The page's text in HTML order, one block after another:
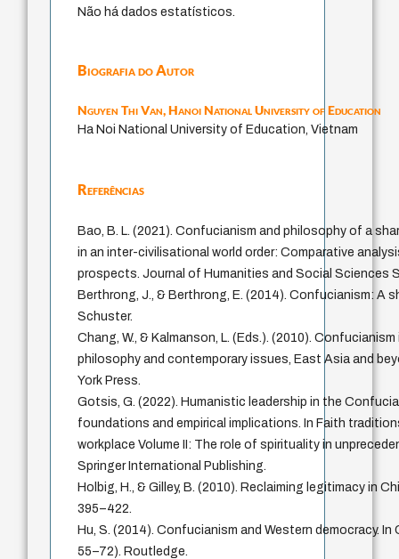
Não há dados estatísticos.
Biografia do Autor
Nguyen Thi Van,Hanoi National University of Education
Ha Noi National University of Education, Vietnam
Referências
Bao, B. L. (2021). Confucianism and philosophy of a
in an inter-civilisational world order: Comparative
prospects. Journal of Humanities and Social Sciences
Berthrong, J., & Berthrong, E. (2014). Confucianism: A
Schuster.
Chang, W., & Kalmanson, L. (Eds.). (2010).
philosophy and contemporary issues, East Asia and
York Press.
Gotsis, G. (2022). Humanistic leadership in the
foundations and empirical implications. In Faith
workplace Volume II: The role of spirituality in
Springer International Publishing.
Holbig, H., & Gilley, B. (2010). Reclaiming legitimacy in
395–422.
Hu, S. (2014). Confucianism and Western democracy. In
55–72). Routledge.